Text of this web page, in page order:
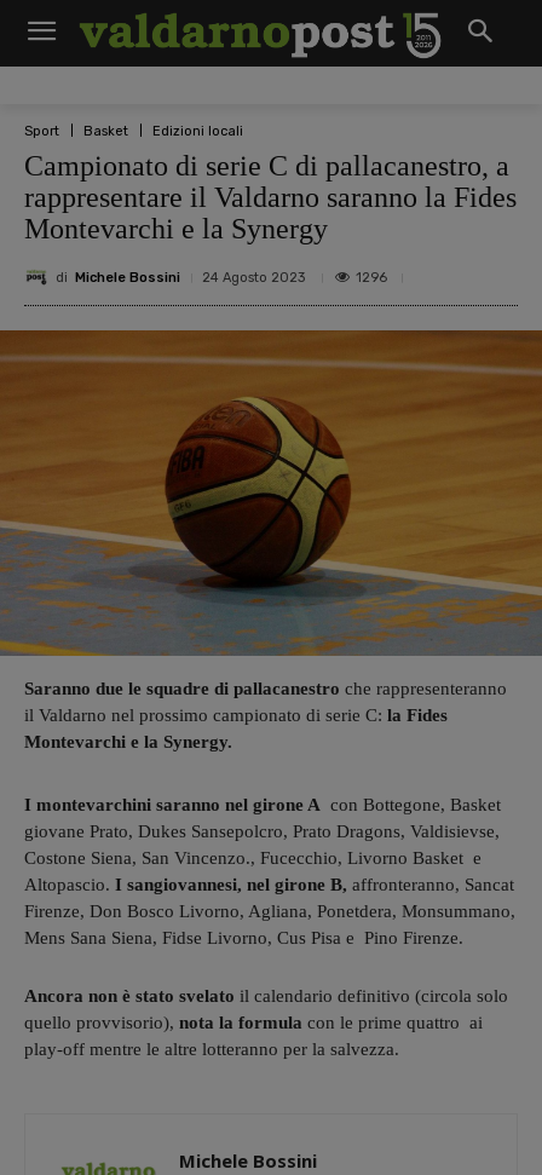
Sport Basket Edizioni locali
Campionato di serie C di pallacanestro, a
rappresentare il Valdarno saranno la Fides
Montevarchi e la Synergy
di Michele Bossini 24 Agosto 2023 1296
Saranno due le squadre di pallacanestro che rappresenteranno
il Valdarno nel prossimo campionato di serie C: la Fides
Montevarchi e la Synergy.
I montevarchini saranno nel girone A con Bottegone, Basket
giovane Prato, Dukes Sansepolcro, Prato Dragons, Valdisievse,
Costone Siena, San Vincenzo., Fucecchio, Livorno Basket e
Altopascio. I sangiovannesi, nel girone B, affronteranno, Sancat
Firenze, Don Bosco Livorno, Agliana, Ponetdera, Monsummano,
Mens Sana Siena, Fidse Livorno, Cus Pisa e Pino Firenze.
Ancora non è stato svelato il calendario definitivo (circola solo
quello provvisorio), nota la formula con le prime quattro ai
play-off mentre le altre lotteranno per la salvezza.
Michele Bossini